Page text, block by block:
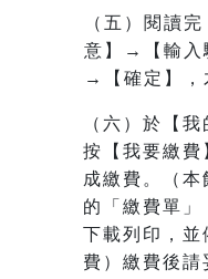
（五）閱讀
意】→【輸入
→【確定】，
（六）於【
按【我要繳費
成繳費。（
的「繳費單」
下載列印，並
費）繳費後請